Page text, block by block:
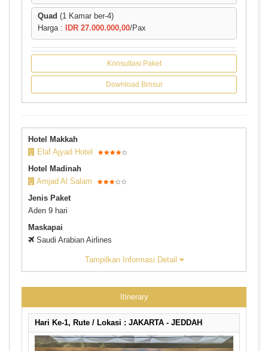
Quad (1 Kamar ber-4)
Harga : IDR 27.000.000,00/Pax
Konsultasi Paket
Download Brosur
Hotel Makkah
Elaf Ajyad Hotel
Hotel Madinah
Amjad Al Salam
Jenis Paket
Aden 9 hari
Maskapai
Saudi Arabian Airlines
Tampilkan Informasi Detail
Itinerary
Hari Ke-1, Rute / Lokasi : JAKARTA - JEDDAH